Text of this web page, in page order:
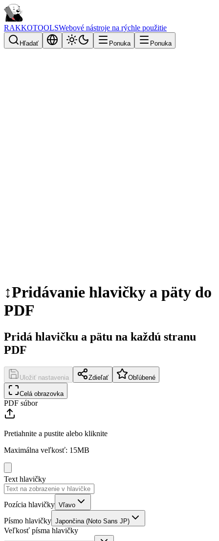
RAKKOTOOLSWebové nástroje na rýchle použitie
Hľadať Ponuka Ponuka
↕️Pridávanie hlavičky a päty do
PDF
Pridá hlavičku a pätu na každú stranu
PDF
Uložiť nastavenia Zdieľať Obľúbené
Celá obrazovka
PDF súbor
Pretiahnite a pustite alebo kliknite
Maximálna veľkosť: 15MB
Text hlavičky
Pozícia hlavičky Vľavo
Písmo hlavičky Japončina (Noto Sans JP)
Veľkosť písma hlavičky